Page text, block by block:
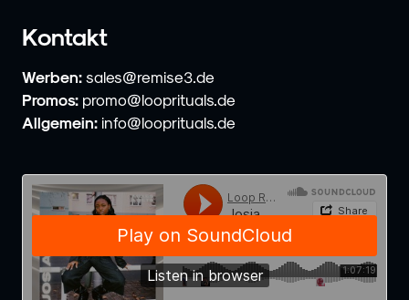
Kontakt
Werben: sales@remise3.de
Promos: promo@looprituals.de
Allgemein: info@looprituals.de